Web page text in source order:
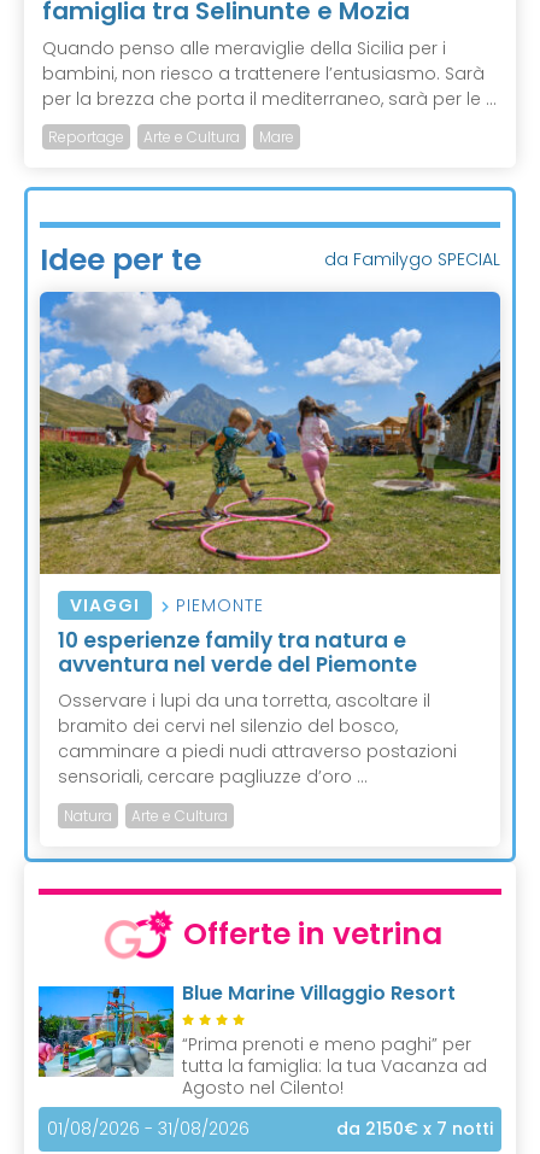
famiglia tra Selinunte e Mozia
Quando penso alle meraviglie della Sicilia per i
bambini, non riesco a trattenere l’entusiasmo. Sarà
per la brezza che porta il mediterraneo, sarà per le ...
Reportage Arte e Cultura Mare
Idee per te da Familygo SPECIAL
VIAGGI PIEMONTE
10 esperienze family tra natura e
avventura nel verde del Piemonte
Osservare i lupi da una torretta, ascoltare il
bramito dei cervi nel silenzio del bosco,
camminare a piedi nudi attraverso postazioni
sensoriali, cercare pagliuzze d’oro ...
Natura Arte e Cultura
Offerte in vetrina
Blue Marine Villaggio Resort
“Prima prenoti e meno paghi” per
tutta la famiglia: la tua Vacanza ad
Agosto nel Cilento!
01/08/2026 - 31/08/2026
da 2150€ x 7 notti